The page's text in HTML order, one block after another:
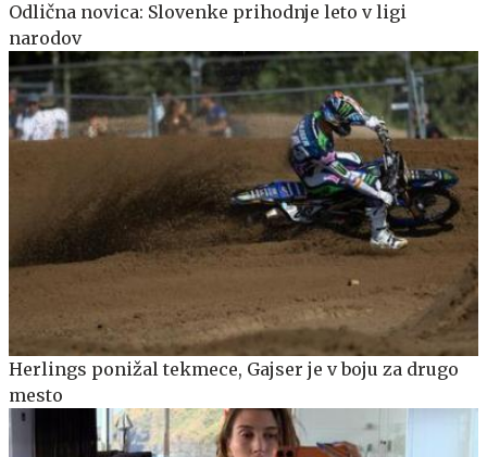
Odlična novica: Slovenke prihodnje leto v ligi
narodov
Herlings ponižal tekmece, Gajser je v boju za drugo
mesto